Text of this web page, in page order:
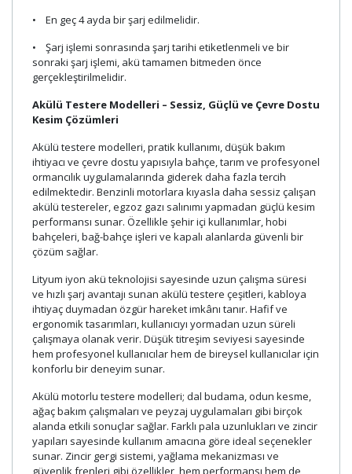
• En geç 4 ayda bir şarj edilmelidir.
• Şarj işlemi sonrasında şarj tarihi etiketlenmeli ve bir
sonraki şarj işlemi, akü tamamen bitmeden önce
gerçekleştirilmelidir.
Akülü Testere Modelleri – Sessiz, Güçlü ve Çevre Dostu
Kesim Çözümleri
Akülü testere modelleri, pratik kullanımı, düşük bakım
ihtiyacı ve çevre dostu yapısıyla bahçe, tarım ve profesyonel
ormancılık uygulamalarında giderek daha fazla tercih
edilmektedir. Benzinli motorlara kıyasla daha sessiz çalışan
akülü testereler, egzoz gazı salınımı yapmadan güçlü kesim
performansı sunar. Özellikle şehir içi kullanımlar, hobi
bahçeleri, bağ-bahçe işleri ve kapalı alanlarda güvenli bir
çözüm sağlar.
Lityum iyon akü teknolojisi sayesinde uzun çalışma süresi
ve hızlı şarj avantajı sunan akülü testere çeşitleri, kabloya
ihtiyaç duymadan özgür hareket imkânı tanır. Hafif ve
ergonomik tasarımları, kullanıcıyı yormadan uzun süreli
çalışmaya olanak verir. Düşük titreşim seviyesi sayesinde
hem profesyonel kullanıcılar hem de bireysel kullanıcılar için
konforlu bir deneyim sunar.
Akülü motorlu testere modelleri; dal budama, odun kesme,
ağaç bakım çalışmaları ve peyzaj uygulamaları gibi birçok
alanda etkili sonuçlar sağlar. Farklı pala uzunlukları ve zincir
yapıları sayesinde kullanım amacına göre ideal seçenekler
sunar. Zincir gergi sistemi, yağlama mekanizması ve
güvenlik frenleri gibi özellikler, hem performansı hem de